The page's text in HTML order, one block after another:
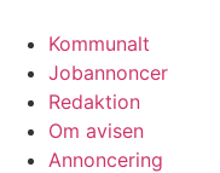
indhold
Kommunalt
Jobannoncer
Redaktion
Om avisen
Annoncering